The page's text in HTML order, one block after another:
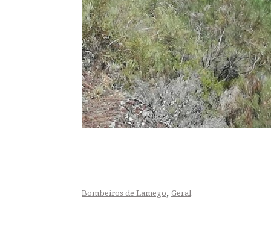
Bombeiros de Lamego, Geral